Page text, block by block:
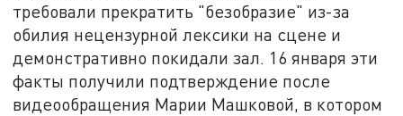
требовали прекратить "безобразие" из-за
обилия нецензурной лексики на сцене и
демонстративно покидали зал. 16 января эти
факты получили подтверждение после
видеообращения Марии Машковой, в котором